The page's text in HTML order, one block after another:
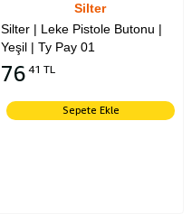
Silter
Silter | Leke Pistole Butonu |
Yeşil | Ty Pay 01
76 41 TL
Sepete Ekle